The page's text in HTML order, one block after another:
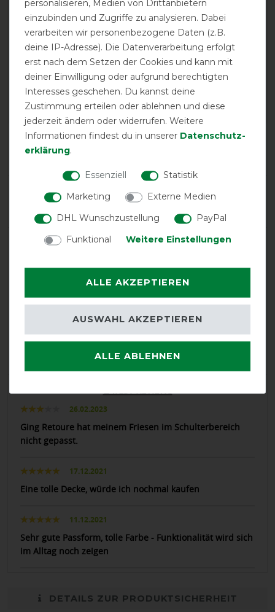
GOOD
Busse Outdoordecke
Windchill 100g - royal (grau)
Product Reviews
4.3/5
66.67%
Neutral
33.33%
26.02.2023
Ging Retoure hat meinem Friesen im Schulterbereich
nicht gepasst.
17.12.2021
Eine tolle Decke, würde ich nochmal kaufen
11.12.2021
Sehr gute Passform, tolle Farbe - Funktionalität wird sich
im Alltag noch zeigen
DETAILS ZUR PRODUKTSICHERHEIT
personalisieren, Medien von Drittanbietern
einzubinden und Zugriffe zu analysieren. Dabei
verarbeiten wir personenbezogene Daten (z.B.
deine IP-Adresse). Die Datenverarbeitung erfolgt
erst nach dem Setzen der Cookies und kann mit
deiner Einwilligung oder aufgrund berechtigten
Interesses geschehen. Du kannst deine
Zustimmung erteilen oder ablehnen und diese
jederzeit ändern oder widerrufen. Weitere
Informationen findest du in unserer Daten­schutz­
erklärung.
Essenziell
Statistik
Marketing
Externe Medien
DHL Wunschzustellung
PayPal
Funktional
Weitere Einstellungen
ALLE AKZEPTIEREN
ALLE ABLEHNEN
AUSWAHL AKZEPTIEREN